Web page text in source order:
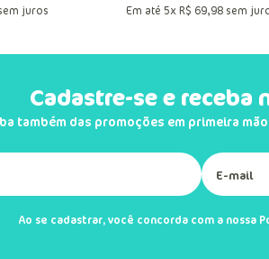
juros
UN
Em até 5xR$ 69,98sem
Cadastre-se e receba
também das promoções em primeira
Ao se cadastrar, você concorda com a nossa